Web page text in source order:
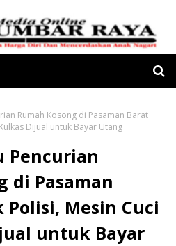
Rumah Kosong di Pasaman Barat
Dijual untuk Bayar Utang
Pencurian
di Pasaman
Mesin Cuci
untuk Bayar